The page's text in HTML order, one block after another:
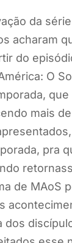
da
acharam
do
O
mais
pra
de MAoS